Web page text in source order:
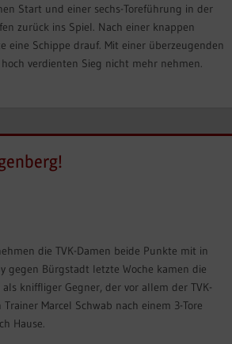
Start und einer sechs-Toreführung in der
zurück ins Spiel. Nach einer knappen
Schippe drauf. Mit einer überzeugenden
verdienten Sieg nicht mehr nehmen.
die TVK-Damen beide Punkte mit in
gegen Bürgstadt letzte Woche kamen die
kniffliger Gegner, der vor allem der TVK-
Marcel Schwab nach einem 3-Tore
Hause.